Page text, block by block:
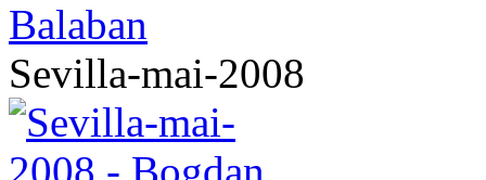
Sevilla-mai-2008